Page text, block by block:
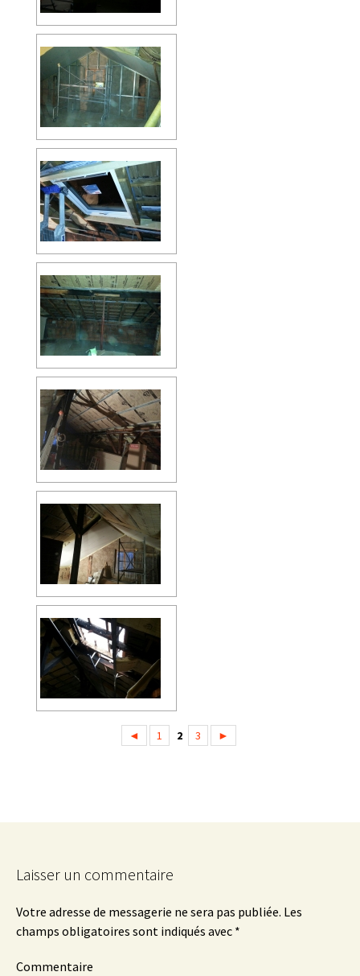
◄ 1 2 3 ►
Laisser un commentaire
Votre adresse de messagerie ne sera pas publiée. Les
champs obligatoires sont indiqués avec *
Commentaire